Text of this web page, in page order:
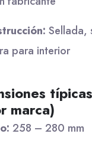
Sellada,
para interior
marca)
258 – 280 mm